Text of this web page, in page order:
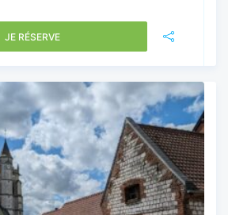
JE RÉSERVE